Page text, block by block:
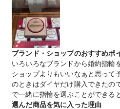
価格帯 20万円
マイナビ限定 来店特典
この店舗のおすすめ特典情報
WEB来店予約で、マイナビと
ネー＆金券プレゼント！
ブランド・ショップのおすすめポ
いろいろなブランドから婚約指輪
ショップよりもいいなぁと思って
のときはダイヤだけ購入できたの
で一緒に指輪を選ぶことができる
選んだ商品を気に入った理由